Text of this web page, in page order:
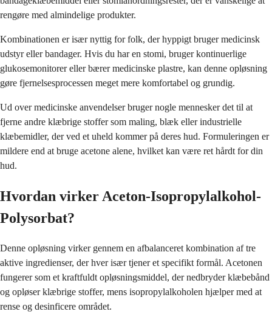
rengøre med almindelige produkter.
Kombinationen er især nyttig for folk, der hyppigt bruger medicinsk
udstyr eller bandager. Hvis du har en stomi, bruger kontinuerlige
glukosemonitorer eller bærer medicinske plastre, kan denne opløsning
gøre fjernelsesprocessen meget mere komfortabel og grundig.
Ud over medicinske anvendelser bruger nogle mennesker det til at
fjerne andre klæbrige stoffer som maling, blæk eller industrielle
klæbemidler, der ved et uheld kommer på deres hud. Formuleringen er
mildere end at bruge acetone alene, hvilket kan være ret hårdt for din
hud.
Hvordan virker Aceton-Isopropylalkohol-
Polysorbat?
Denne opløsning virker gennem en afbalanceret kombination af tre
aktive ingredienser, der hver især tjener et specifikt formål. Acetonen
fungerer som et kraftfuldt opløsningsmiddel, der nedbryder klæbebånd
og opløser klæbrige stoffer, mens isopropylalkoholen hjælper med at
rense og desinficere området.